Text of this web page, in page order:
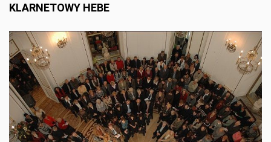
KLARNETOWY HEBE